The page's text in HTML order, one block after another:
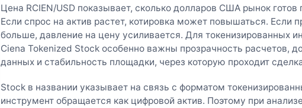
Цена RCIEN/USD показывает, сколько долларов США рынок готов
Если спрос на актив растет, котировка может повышаться. Если
больше, давление на цену усиливается. Для токенизированных
Ciena Tokenized Stock особенно важны прозрачность расчетов,
данных и стабильность площадки, через которую проходит
Stock в названии указывает на связь с форматом
инструмент обращается как цифровой актив. Поэтому при